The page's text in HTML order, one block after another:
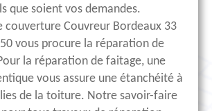
que soient vos demandes.
couverture Couvreur Bordeaux 33
vous procure la réparation de
la réparation de faitage, une
vous assure une étanchéité à
de la toiture. Notre savoir-faire